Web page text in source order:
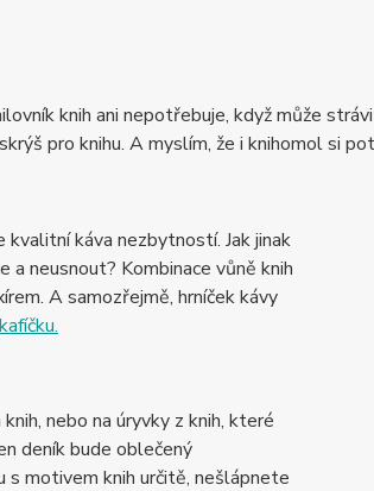
knih ani nepotřebuje, když může
pro knihu. A myslím, že i knihomol si
kvalitní káva nezbytností. Jak jinak
a neusnout? Kombinace vůně knih
A samozřejmě, hrníček kávy
nebo na úryvky z knih, které
deník bude oblečený
motivem knih určitě, nešlápnete